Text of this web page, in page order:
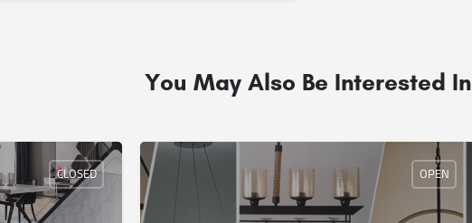
You May Also Be Interested In
OPEN
CLOSED